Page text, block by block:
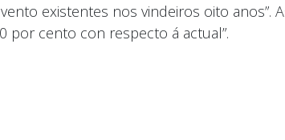
existentes nos vindeiros oito anos”.
cento con respecto á actual”.